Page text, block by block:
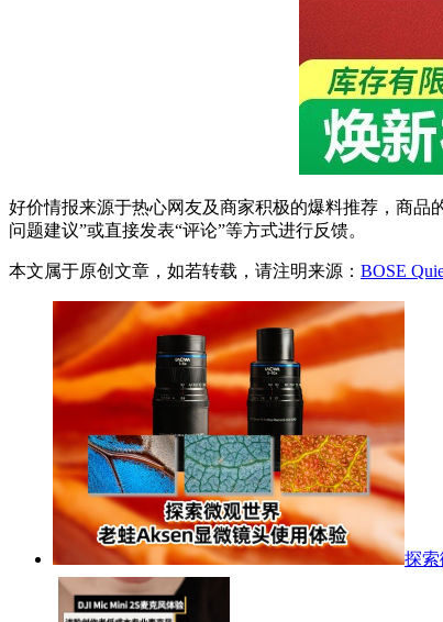
好价情报来源于热心网友及商家积极的爆料推荐，商品
问题建议”或直接发表“评论”等方式进行反馈。
本文属于原创文章，如若转载，请注明来源： BOSE
探索